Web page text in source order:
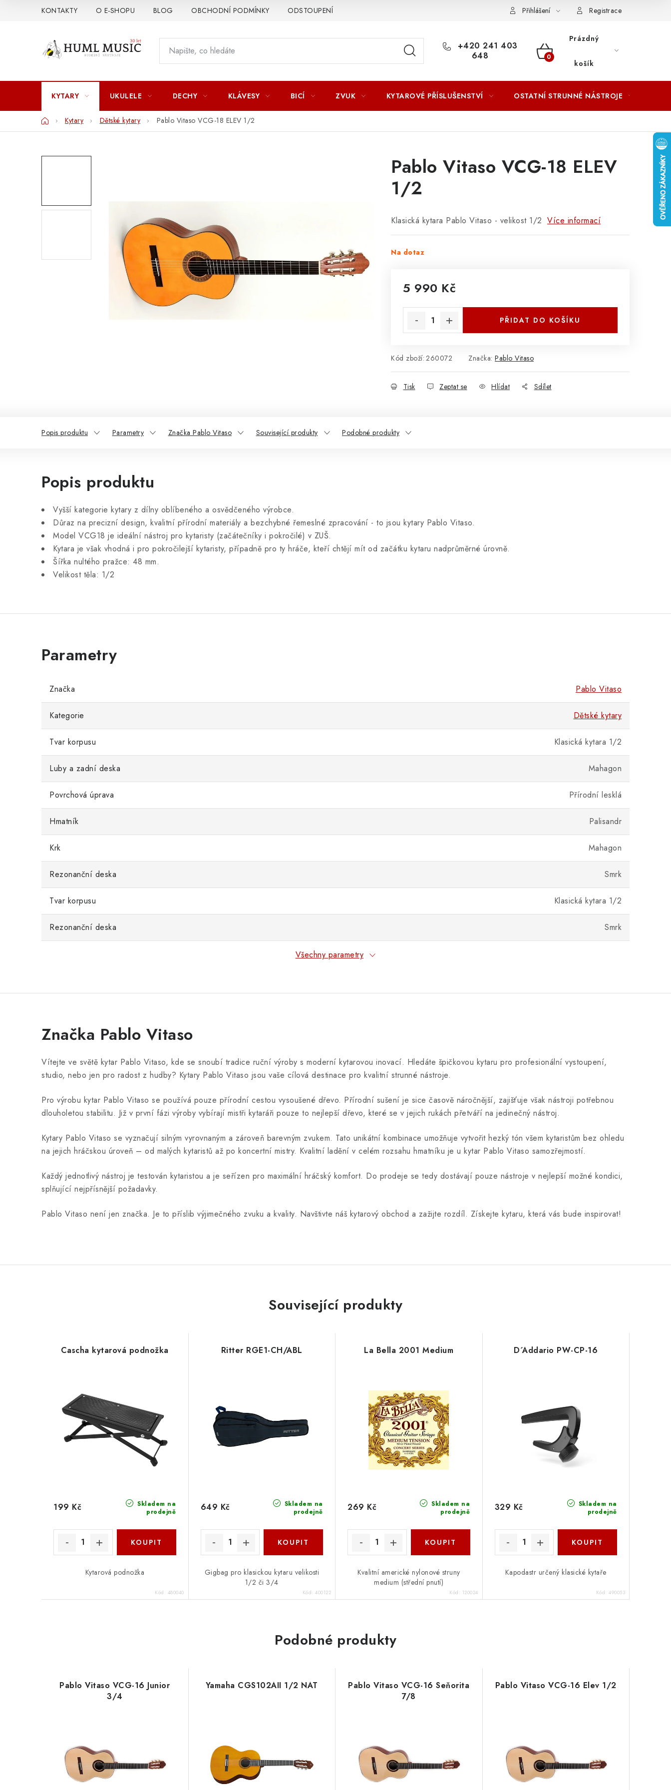
KONTAKTY O E-SHOPU BLOG OBCHODNÍ PODMÍNKY ODSTOUPENÍ OD SMLOUVY ZÁSADY ZPRACOVÁNÍ OSOBNÍCH ÚDAJŮ
Přihlášení Registrace
+420 241 403
648
NÁKUPNÍ
Prázdný
košík
KYTARY UKULELE DECHY KLÁVESY BICÍ ZVUK KYTAROVÉ PŘÍSLUŠENSTVÍ OSTATNÍ STRUNNÉ NÁSTROJE
DomůKytary Dětské kytary Pablo Vitaso VCG-18 ELEV 1/2
Pablo Vitaso VCG-18 ELEV
1/2
Klasická kytara Pablo Vitaso - velikost 1/2 Více informací
Na dotaz
5 990 Kč
PŘIDAT DO KOŠÍKU
Kód zboží: 260072 Značka: Pablo Vitaso
Tisk Zeptat se Hlídat Sdílet
Popis produktu Parametry Značka Pablo Vitaso Související produkty Podobné produkty
Popis produktu
Vyšší kategorie kytary z dílny oblíbeného a osvědčeného výrobce.
Důraz na precizní design, kvalitní přírodní materiály a bezchybné řemeslné zpracování - to jsou kytary Pablo Vitaso.
Model VCG18 je ideální nástroj pro kytaristy (začátečníky i pokročilé) v ZUŠ.
Kytara je však vhodná i pro pokročilejší kytaristy, případně pro ty hráče, kteří chtějí mít od začátku kytaru nadprůměrné úrovně.
Šířka nultého pražce: 48 mm.
Velikost těla: 1/2
Značka Pablo Vitaso
Kategorie Dětské kytary
Tvar korpusu Klasická kytara 1/2
Luby a zadní deska Mahagon
Povrchová úprava Přírodní lesklá
Hmatník Palisandr
Krk Mahagon
Rezonanční deska Smrk
Tvar korpusu Klasická kytara 1/2
Rezonanční deska Smrk
Všechny parametry
Značka Pablo Vitaso
Vítejte ve světě kytar Pablo Vitaso, kde se snoubí tradice ruční výroby s moderní kytarovou inovací. Hledáte špičkovou kytaru pro profesionální vystoupení,
studio, nebo jen pro radost z hudby? Kytary Pablo Vitaso jsou vaše cílová destinace pro kvalitní strunné nástroje.
Pro výrobu kytar Pablo Vitaso se používá pouze přírodní cestou vysoušené dřevo. Přírodní sušení je sice časově náročnější, zajišťuje však nástroji potřebnou
dlouholetou stabilitu. Již v první fázi výroby vybírají mistři kytaráři pouze to nejlepší dřevo, které se v jejich rukách přetváří na jedinečný nástroj.
Kytary Pablo Vitaso se vyznačují silným vyrovnaným a zároveň barevným zvukem. Tato unikátní kombinace umožňuje vytvořit hezký tón všem kytaristům bez ohledu
na jejich hráčskou úroveň – od malých kytaristů až po koncertní mistry. Kvalitní ladění v celém rozsahu hmatníku je u kytar Pablo Vitaso samozřejmostí.
Každý jednotlivý nástroj je testován kytaristou a je seřízen pro maximální hráčský komfort. Do prodeje se tedy dostávají pouze nástroje v nejlepší možné kondici,
splňující nejpřísnější požadavky.
Pablo Vitaso není jen značka. Je to příslib výjimečného zvuku a kvality. Navštivte náš kytarový obchod a zažijte rozdíl. Získejte kytaru, která vás bude inspirovat!
Související produkty
Cascha kytarová podnožka
Skladem na
prodejně
199 Kč
Kytarová podnožka
Kód: 480040
Ritter RGE1-CH/ABL
Skladem na
prodejně
649 Kč
Gigbag pro klasickou kytaru velikosti
1/2 či 3/4
Kód: 400122
La Bella 2001 Medium
Skladem na
prodejně
269 Kč
Kvalitní americké nylonové struny
medium (střední pnutí)
Kód: 120024
D´Addario PW-CP-16
Skladem na
prodejně
329 Kč
Kapodastr určený klasické kytaře
Kód: 490053
Podobné produkty
Pablo Vitaso VCG-16 Junior
3/4
Yamaha CGS102AII 1/2 NAT
Pablo Vitaso VCG-16 Seňorita
7/8
Pablo Vitaso VCG-16 Elev 1/2